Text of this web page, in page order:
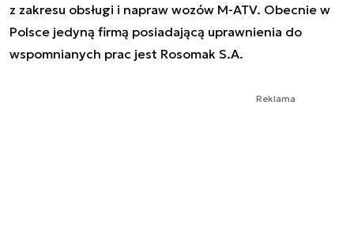
z zakresu obsługi i napraw wozów M-ATV. Obecnie w
Polsce jedyną firmą posiadającą uprawnienia do
wspomnianych prac jest Rosomak S.A.
Reklama